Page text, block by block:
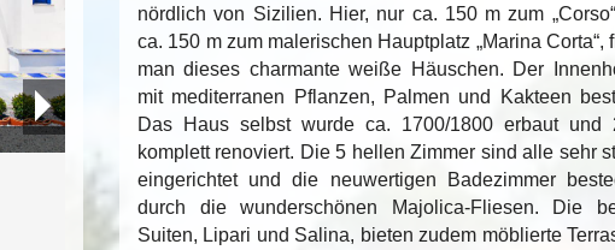
Die traumhafte Insel Lipari nördlich von Sizilien
Die Suite Lipari mit Ihren blauen Fliesen
Die Suite Salina im Punta Sallustro
Das Badezimmer in der Suite Salina
Beispiel für die Terrassen in den Suiten
Das Deluxe Zimmer Pomica
Das Deluxe Zimmer Cappero
Das Badezimmer im Cappero
Das Badezimmer im Malvasia
Eine einmalige Architektur
Der malerische Ort auf der traumhaften Insel Lipari
nördlich von Sizilien. Hier, nur ca. 150 m zum
ca. 150 m zum malerischen Hauptplatz „Marina Corta“,
man dieses charmante weiße Häuschen. Der
mit mediterranen Pflanzen, Palmen und Kakteen
Das Haus selbst wurde ca. 1700/1800 erbaut und
komplett renoviert. Die 5 hellen Zimmer sind alle sehr
eingerichtet und die neuwertigen Badezimmer
durch die wunderschönen Majolica-Fliesen. Die
Suiten, Lipari und Salina, bieten zudem möblierte